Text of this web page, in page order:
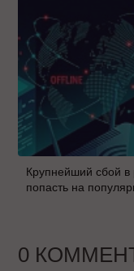
Крупнейший сбой в
попасть на
0